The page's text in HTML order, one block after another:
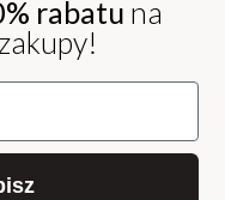
rabatu na